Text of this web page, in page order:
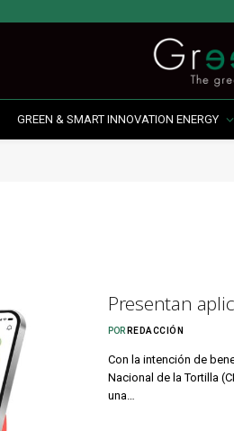
GREEN & SMART INNOVATION ENERGY
Presentan
POR REDACCIÓN
Con la intención de
Nacional de la Tortilla
una…